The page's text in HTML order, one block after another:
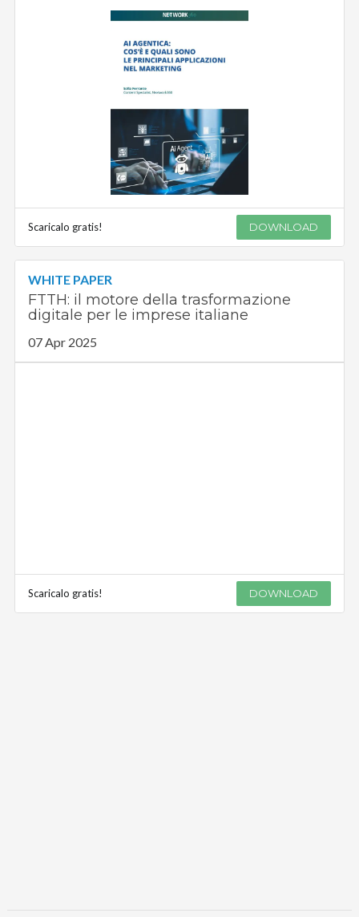
Scaricalo gratis! DOWNLOAD
WHITE PAPER
FTTH: il motore della trasformazione
digitale per le imprese italiane
07 Apr 2025
Scaricalo gratis! DOWNLOAD